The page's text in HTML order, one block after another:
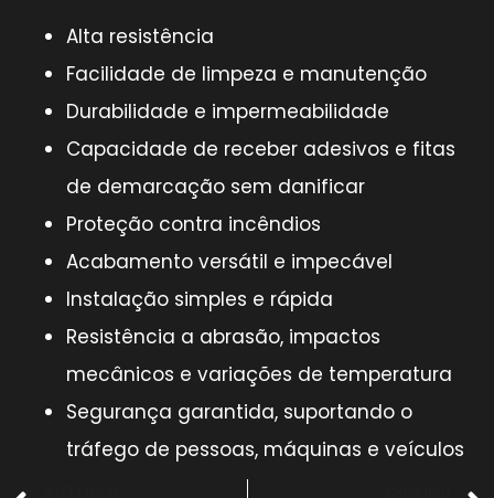
Alta resistência
Facilidade de limpeza e manutenção
Durabilidade e impermeabilidade
Capacidade de receber adesivos e fitas
de demarcação sem danificar
Proteção contra incêndios
Acabamento versátil e impecável
Instalação simples e rápida
Resistência a abrasão, impactos
mecânicos e variações de temperatura
Segurança garantida, suportando o
tráfego de pessoas, máquinas e veículos